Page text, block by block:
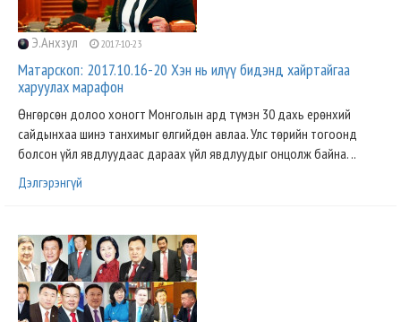
Э.Анхзул 2017-10-23
Матарскоп: 2017.10.16-20 Хэн нь илүү бидэнд хайртайгаа
харуулах марафон
Өнгөрсөн долоо хоногт Монголын ард түмэн 30 дахь ерөнхий
сайдынхаа шинэ танхимыг өлгийдөн авлаа. Улс төрийн тогоонд
болсон үйл явдлуудаас дараах үйл явдлуудыг онцолж байна. ..
Дэлгэрэнгүй